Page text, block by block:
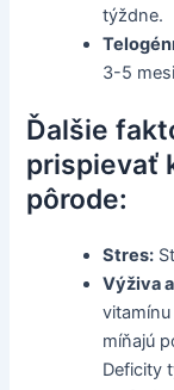
týždne.
3-5
Ďalšie
prispievať
pôrode:
Stres:
Výživa
míňajú
Deficity